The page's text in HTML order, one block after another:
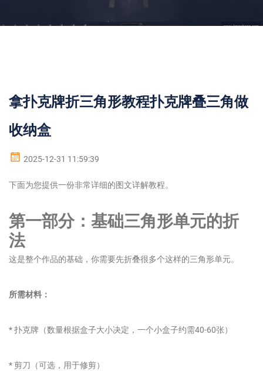
拿扑克牌折三角形教程扑克牌叠三角做
收纳盒
2025-12-31 11:59:39
下面为您提供一份非常详细的图文详解教程。
第一部分：基础三角形单元的折
法
这是整个作品的基础，你需要先折叠很多个这样的三角形单元。
所需材料：
* 扑克牌（数量根据盒子大小决定，一个小盒子约需40-60张）
* 剪刀（可选，用于修剪）